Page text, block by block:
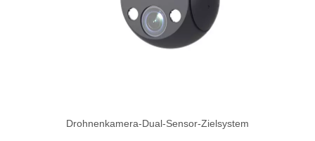
Drohnenkamera-Dual-Sensor-Zielsystem